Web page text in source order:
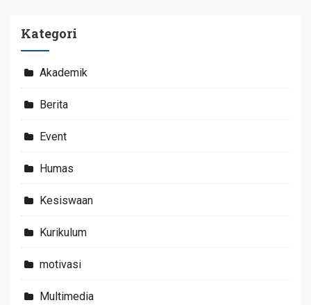
Kategori
Akademik
Berita
Event
Humas
Kesiswaan
Kurikulum
motivasi
Multimedia